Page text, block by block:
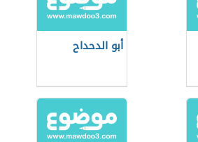
أبو الدحداح